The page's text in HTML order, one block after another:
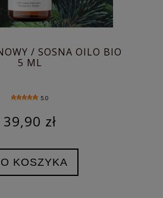
/ SOSNA OILO BIO
5 ML
5.0
39,90 zł
KOSZYKA